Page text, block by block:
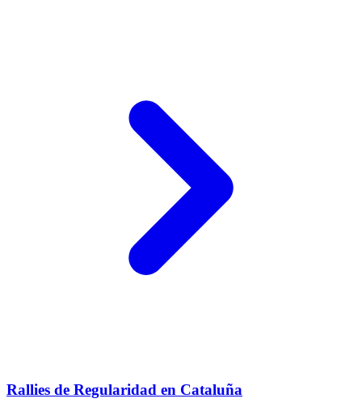
Rallies de Regularidad en Cataluña